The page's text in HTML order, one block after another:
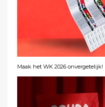
Maak het WK 2026 onvergetelijk!